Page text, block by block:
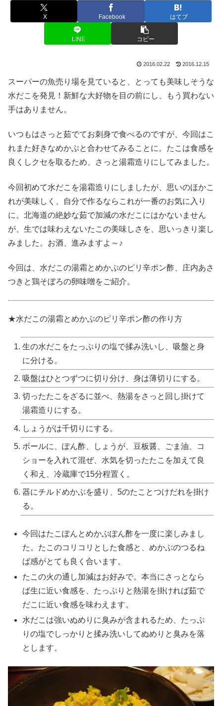
X Facebook はてブ
LINE コピー
2016.02.22 2016.12.15
スーパーの魚売り場を見ていると、とっても美味しそうな
水だこを発見！新鮮な大好物を目の前にし、もう買わない
手はありません。
いつもはさっと茹でてお刺身で食べるのですが、今回はこ
れまた好きなめかぶと合わせてみることに。たこは食感を
良くしクセを取るため、さっと湯霜造りにしてみました。
今回初めて水だこを湯霜造りにしましたが、思いのほかこ
れが美味しく、自分で作るならこれが一番のお気に入り
に。北海道の絶妙な茹で加減の水だこにはかないません
が、生では味わえないたこの美味しさを、思いっきり楽し
みました。お酒、進みますよ～♪
今回は、水だこの湯霜とめかぶのピリ辛ポン酢、庄内あさ
つきと鶏そぼろの卵味噌をご紹介。
★水だこの湯霜とめかぶのピリ辛ポン酢の作り方
生の水だこをたっぷりの塩で揉み洗いし、吸盤と身
に分ける。
吸盤はひとつずつに切り分け、身は薄切りにする。
切ったたこをざるに並べ、熱湯をさっと回し掛けて
湯霜造りにする。
しょうがは千切りにする。
ボールに、ぽん酢、しょうが、豆板醤、ごま油、コ
ショーを入れて混ぜ、水気を切ったたこを加えて良
く和え、冷蔵庫で15分程置く。
器にチルドめかぶを盛り、5のたことつけだれを掛け
る。
今回はたこぽんとめかぶぽん酢を一度に楽しみまし
た。たこのコリコリとした食感と、めかぶのつるね
ば感がとても良く合います。
たこの火の通し加減はお好みで。本当にさっとなら
ば生に近い食感を、たっぷりと熱湯を掛ければ茹で
だこに近い食感を味わえます。
水だこは強いぬめりに臭みが含まれるため、たっぷ
りの塩でしっかりと揉み洗いしてぬめりと臭みを落
とします。